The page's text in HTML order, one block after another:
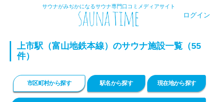
サウナがみぢかになるサウナ専門口コミメディアサイト
ログイン
上市駅（富山地鉄本線）のサウナ施設一覧（55
件）
市区町村から探す 駅名から探す 現在地から探す